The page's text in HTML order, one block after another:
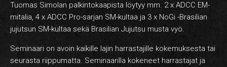
Tuomas Simolan palkintokaapista löytyy mm. 2 x ADCC EM-
mitalia, 4 x ADCC Pro-sarjan SM-kultaa ja 3 x NoGi -Brasilian
jujutsun SM-kultaa sekä Brasilian Jujutsu musta vyö.
Seminaari on avoin kaikille lajin harrastajille kokemuksesta tai
seurasta riippumatta. Seminaarilla kokeneet harrastajat ja